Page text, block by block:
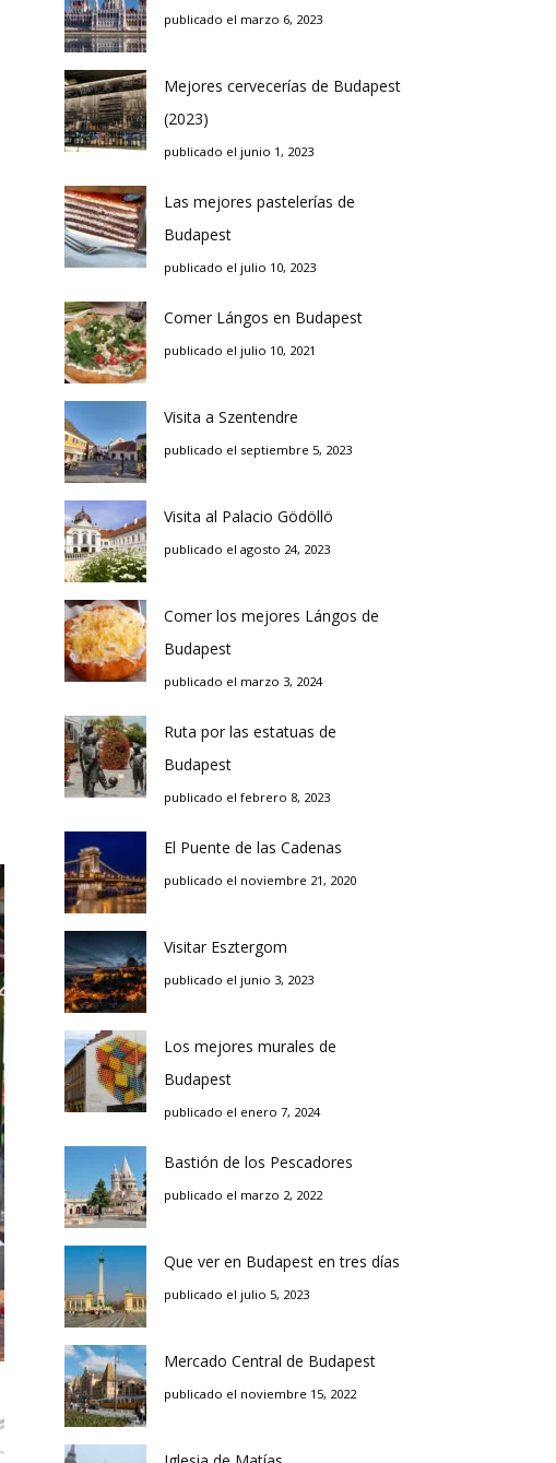
publicado el marzo 6, 2023
Mejores cervecerías de Budapest
(2023)
publicado el junio 1, 2023
Las mejores pastelerías de
Budapest
publicado el julio 10, 2023
Comer Lángos en Budapest
publicado el julio 10, 2021
Visita a Szentendre
publicado el septiembre 5, 2023
Visita al Palacio Gödöllö
publicado el agosto 24, 2023
Comer los mejores Lángos de
Budapest
publicado el marzo 3, 2024
Ruta por las estatuas de
Budapest
publicado el febrero 8, 2023
El Puente de las Cadenas
publicado el noviembre 21, 2020
Visitar Esztergom
publicado el junio 3, 2023
Los mejores murales de
Budapest
publicado el enero 7, 2024
Bastión de los Pescadores
publicado el marzo 2, 2022
Que ver en Budapest en tres días
publicado el julio 5, 2023
Mercado Central de Budapest
publicado el noviembre 15, 2022